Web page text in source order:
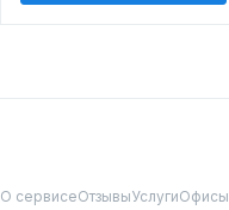
О сервисеОтзывыУслугиОфисы